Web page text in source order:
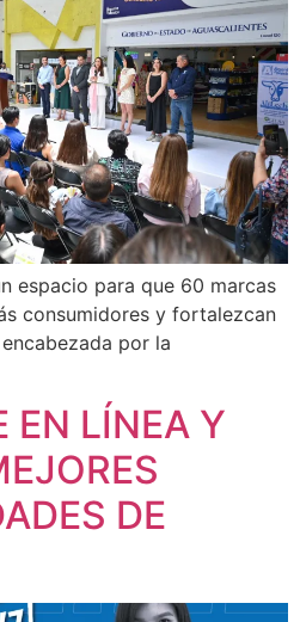
espacio para que 60 marcas
consumidores y fortalezcan
por la
EN LÍNEA Y
DE